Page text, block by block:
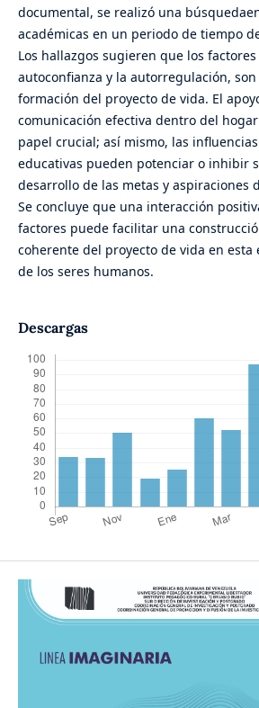
documental, se realizó una
académicas en un periodo de tiempo
Los hallazgos sugieren que los
autoconfianza y la autorregulación,
formación del proyecto de vida. El
comunicación efectiva dentro del
papel crucial; así mismo, las
educativas pueden potenciar o inhibir
desarrollo de las metas y aspiraciones
Se concluye que una interacción
factores puede facilitar una
coherente del proyecto de vida en esta
de los seres humanos.
Descargas